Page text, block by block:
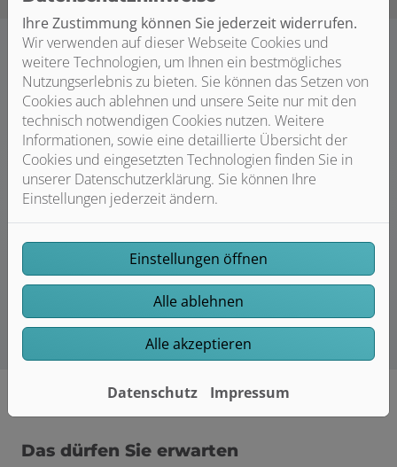
Energieberatung von B&B GmbH
Ihre professionelle Beratung vor Ort
Alte Fensterdichtungen, keine ausreichende Dämmung
an den Außenwänden oder ein schlechter Wirkungsgrad
in der Heizungsanlage: Die Gründe für eine schlechte
umfassende Energieberatung, durchgeführt von
unserem/r geprüften Gebäudeenergieberater/in.
Das dürfen Sie erwarten
Ihre Zustimmung können Sie jederzeit widerrufen.
Wir verwenden auf dieser Webseite Cookies und
weitere Technologien, um Ihnen ein bestmögliches
Nutzungserlebnis zu bieten. Sie können das Setzen von
Cookies auch ablehnen und unsere Seite nur mit den
technisch notwendigen Cookies nutzen. Weitere
Informationen, sowie eine detaillierte Übersicht der
Cookies und eingesetzten Technologien finden Sie in
unserer Datenschutzerklärung. Sie können Ihre
Einstellungen jederzeit ändern.
Einstellungen öffnen
Alle ablehnen
Alle akzeptieren
Datenschutz Impressum